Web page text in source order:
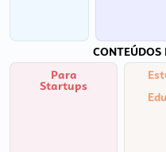
CONTEÚDOS
Para
Startups